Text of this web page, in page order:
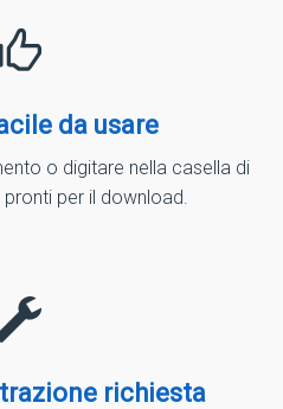
da usare
o digitare nella casella di
per il download.
richiesta